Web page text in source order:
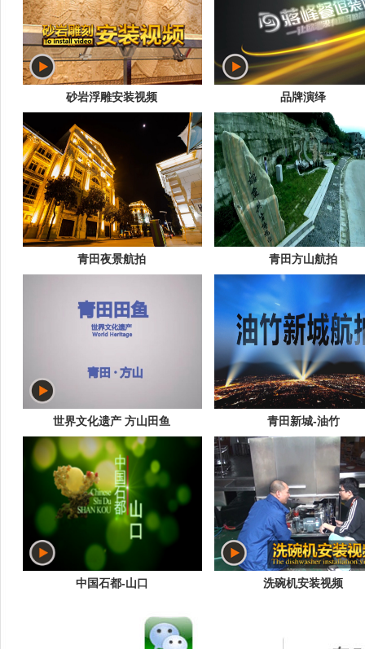
砂岩浮雕安装视频 品牌演绎
青田夜景航拍 青田方山航拍
世界文化遗产 方山田鱼 青田新城-油竹
中国石都-山口 洗碗机安装视频